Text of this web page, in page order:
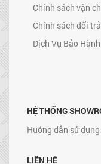
Chính sách vận
Chính sách đổi
Dịch Vụ Bảo
HỆ THỐNG
Hướng dẫn sử
LIÊN HỆ